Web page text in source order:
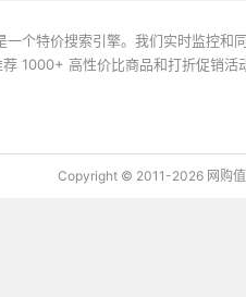
个特价搜索引擎。我们实时监控和
1000+ 高性价比商品和打折促销
Copyright © 2011-2026 网购